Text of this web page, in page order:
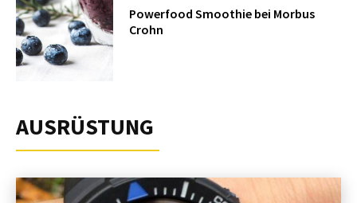
Powerfood Smoothie bei Morbus
Crohn
AUSRÜSTUNG